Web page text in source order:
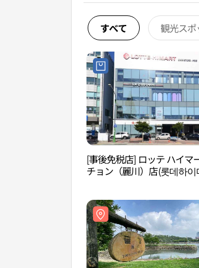
すべて 観光スポ
[事後免税店] ロッテ ハイマ
チョン（麗川）店(롯데하이